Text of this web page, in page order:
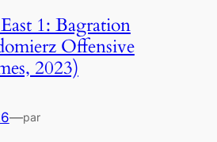
1: Bagration
Offensive
2023)
—par